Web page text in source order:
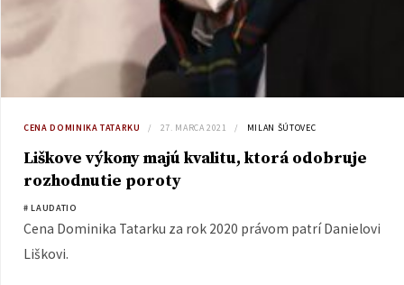
CENA DOMINIKA TATARKU 27. MARCA 2021 MILAN ŠÚTOVEC
Liškove výkony majú kvalitu, ktorá odobruje
rozhodnutie poroty
# LAUDATIO
Cena Dominika Tatarku za rok 2020 právom patrí Danielovi
Liškovi.